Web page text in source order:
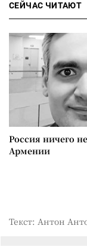
СЕЙЧАС ЧИТАЮТ
Россия ничего
Армении
Текст: Антон